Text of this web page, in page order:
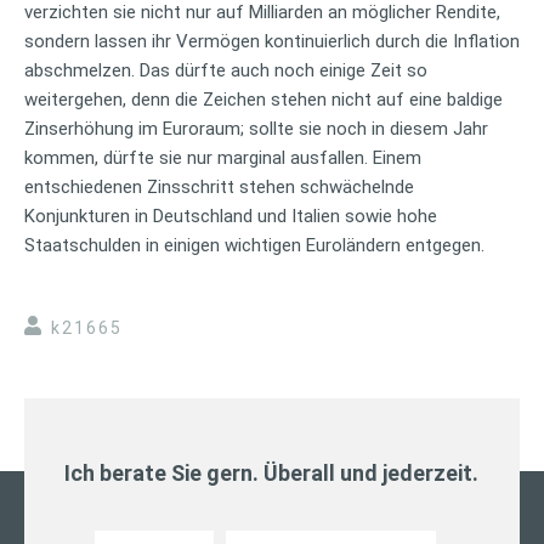
verzichten sie nicht nur auf Milliarden an möglicher Rendite,
sondern lassen ihr Vermögen kontinuierlich durch die Inflation
abschmelzen. Das dürfte auch noch einige Zeit so
weitergehen, denn die Zeichen stehen nicht auf eine baldige
Zinserhöhung im Euroraum; sollte sie noch in diesem Jahr
kommen, dürfte sie nur marginal ausfallen. Einem
entschiedenen Zinsschritt stehen schwächelnde
Konjunkturen in Deutschland und Italien sowie hohe
Staatschulden in einigen wichtigen Euroländern entgegen.
k21665
Ich berate Sie gern. Überall und jederzeit.